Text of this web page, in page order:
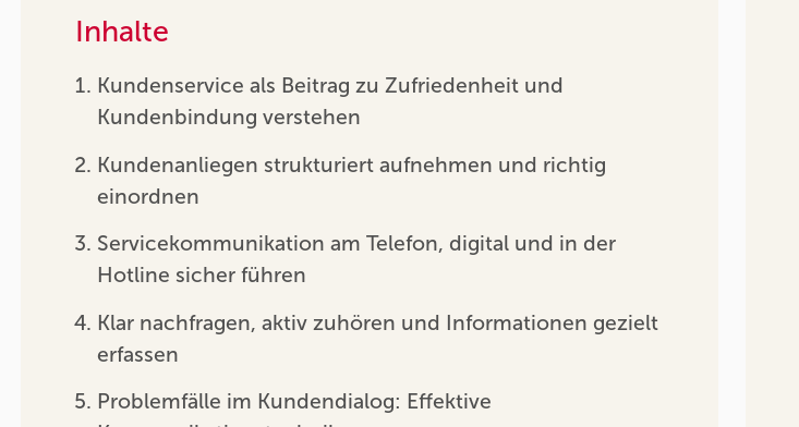
Inhalte
Kundenservice als Beitrag zu Zufriedenheit und
Kundenbindung verstehen
Kundenanliegen strukturiert aufnehmen und richtig
einordnen
Servicekommunikation am Telefon, digital und in der
Hotline sicher führen
Klar nachfragen, aktiv zuhören und Informationen gezielt
erfassen
Problemfälle im Kundendialog: Effektive